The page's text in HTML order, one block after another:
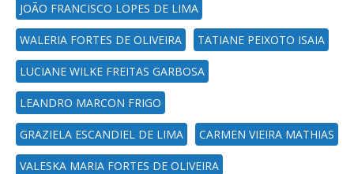
JOÃO FRANCISCO LOPES DE LIMA
WALERIA FORTES DE OLIVEIRA TATIANE PEIXOTO ISAIA
LUCIANE WILKE FREITAS GARBOSA
LEANDRO MARCON FRIGO
GRAZIELA ESCANDIEL DE LIMA CARMEN VIEIRA MATHIAS
VALESKA MARIA FORTES DE OLIVEIRA